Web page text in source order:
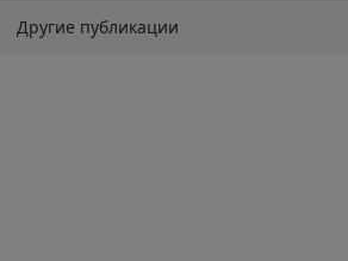
Другие публикации